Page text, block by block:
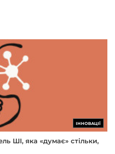
ІННОВАЦІЇ
ШІ, яка «думає» стільки,